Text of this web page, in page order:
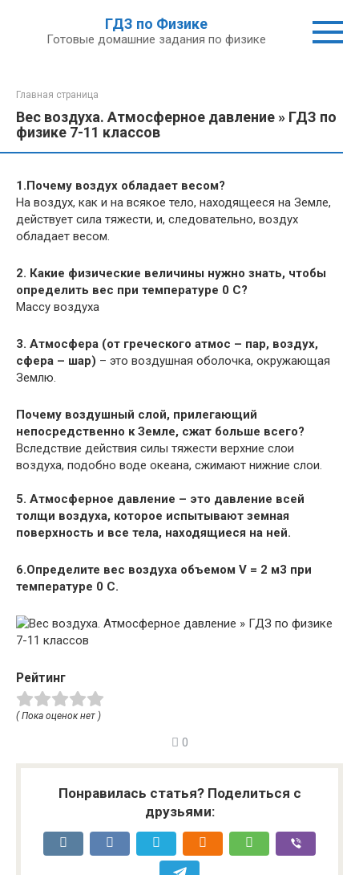
контенту
ГДЗ по Физике
Готовые домашние задания по физике
Главная страница
Вес воздуха. Атмосферное давление » ГДЗ по
физике 7-11 классов
1.Почему воздух обладает весом?
На воздух, как и на всякое тело, находящееся на Земле,
действует сила тяжести, и, следовательно, воздух
обладает весом.
2. Какие физические величины нужно знать, чтобы
определить вес при температуре 0 С?
Массу воздуха
3. Атмосфера (от греческого атмос – пар, воздух,
сфера – шар) – это воздушная оболочка, окружающая
Землю.
Почему воздушный слой, прилегающий
непосредственно к Земле, сжат больше всего?
Вследствие действия силы тяжести верхние слои
воздуха, подобно воде океана, сжимают нижние слои.
5. Атмосферное давление – это давление всей
толщи воздуха, которое испытывают земная
поверхность и все тела, находящиеся на ней.
6.Определите вес воздуха объемом V = 2 м3 при
температуре 0 С.
Рейтинг
( Пока оценок нет )
0
Понравилась статья? Поделиться с
друзьями: